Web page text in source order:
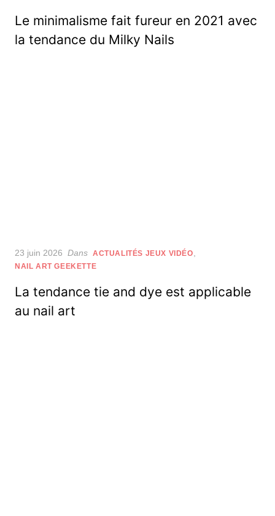
Le minimalisme fait fureur en 2021 avec
la tendance du Milky Nails
Posted
on
23 juin 2026 Dans ACTUALITÉS JEUX VIDÉO,
NAIL ART GEEKETTE
La tendance tie and dye est applicable
au nail art